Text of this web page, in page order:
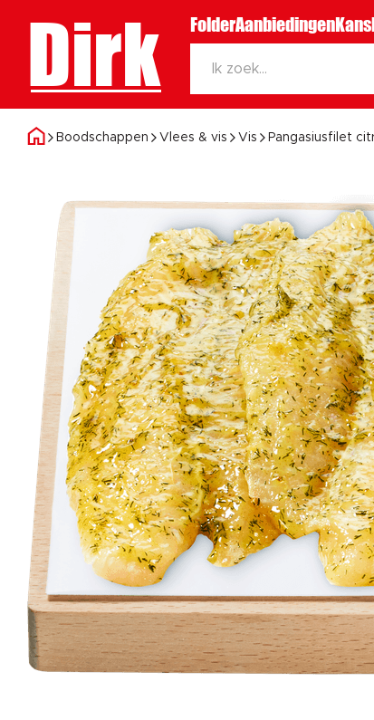
Dirk FolderAanbiedingen
Boodschappen Vlees & vis Vis Pangasiusfilet